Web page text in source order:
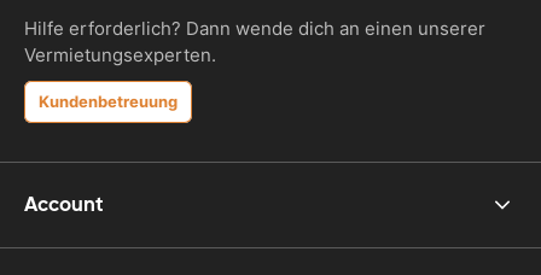
Hilfe erforderlich? Dann wende dich an einen unserer
Vermietungsexperten.
Kundenbetreuung
Account